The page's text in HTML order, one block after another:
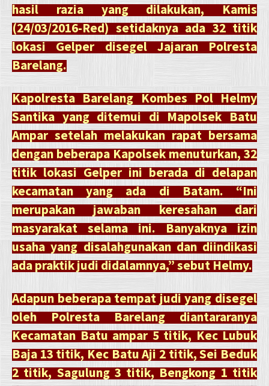
hasil razia yang dilakukan, Kamis
(24/03/2016-Red) setidaknya ada 32 titik
lokasi Gelper disegel Jajaran Polresta
Barelang.
Kapolresta Barelang Kombes Pol Helmy
Santika yang ditemui di Mapolsek Batu
Ampar setelah melakukan rapat bersama
dengan beberapa Kapolsek menuturkan, 32
titik lokasi Gelper ini berada di delapan
kecamatan yang ada di Batam. “Ini
merupakan jawaban keresahan dari
masyarakat selama ini. Banyaknya izin
usaha yang disalahgunakan dan diindikasi
ada praktik judi didalamnya,” sebut Helmy.
Adapun beberapa tempat judi yang disegel
oleh Polresta Barelang diantararanya
Kecamatan Batu ampar 5 titik, Kec Lubuk
Baja 13 titik, Kec Batu Aji 2 titik, Sei Beduk
2 titik, Sagulung 3 titik, Bengkong 1 titik